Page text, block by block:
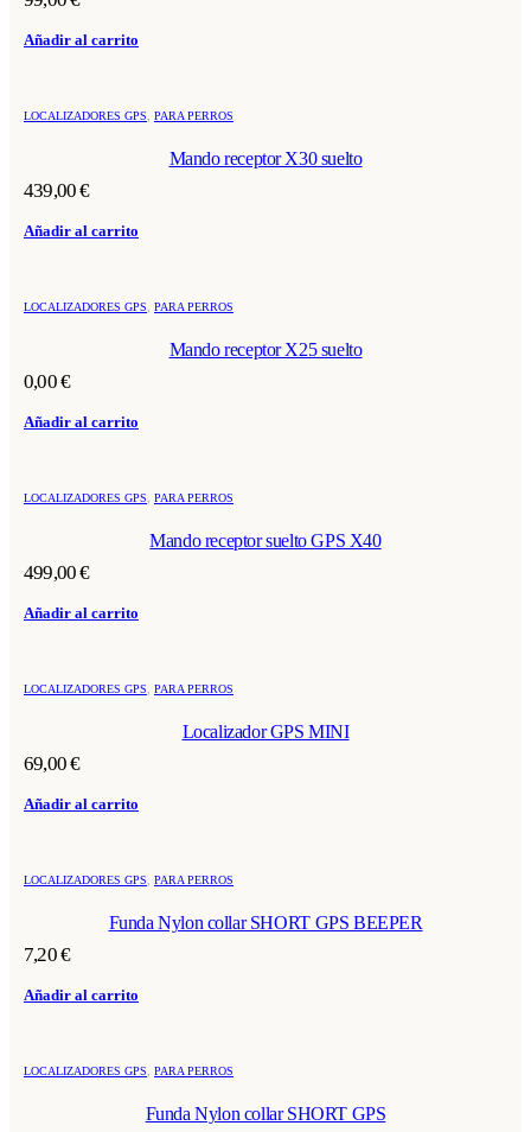
Añadir al carrito
LOCALIZADORES GPS PARA PERROS
Mando receptor X30 suelto
439,00€
Añadir al carrito
LOCALIZADORES GPS PARA PERROS
Mando receptor X25 suelto
0,00€
Añadir al carrito
LOCALIZADORES GPS PARA PERROS
Mando receptor suelto GPS X40
499,00€
Añadir al carrito
LOCALIZADORES GPS PARA PERROS
Localizador GPS MINI
69,00€
Añadir al carrito
LOCALIZADORES GPS PARA PERROS
Funda Nylon collar SHORT GPS BEEPER
7,20€
Añadir al carrito
LOCALIZADORES GPS PARA PERROS
Funda Nylon collar SHORT GPS